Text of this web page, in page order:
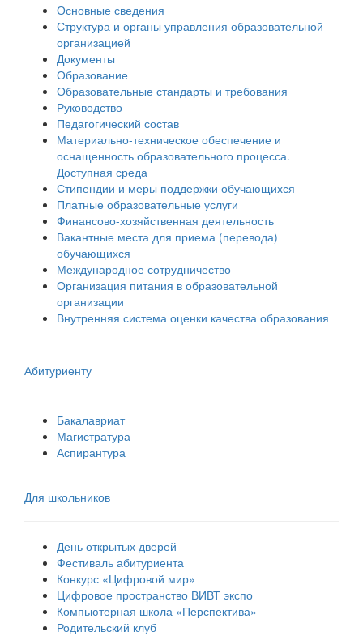
Основные сведения
Структура и органы управления образовательной
организацией
Документы
Образование
Образовательные стандарты и требования
Руководство
Педагогический состав
Материально-техническое обеспечение и
оснащенность образовательного процесса.
Доступная среда
Стипендии и меры поддержки обучающихся
Платные образовательные услуги
Финансово-хозяйственная деятельность
Вакантные места для приема (перевода)
обучающихся
Международное сотрудничество
Организация питания в образовательной
организации
Внутренняя система оценки качества образования
Абитуриенту
Бакалавриат
Магистратура
Аспирантура
Для школьников
День открытых дверей
Фестиваль абитуриента
Конкурс «Цифровой мир»
Цифровое пространство ВИВТ экспо
Компьютерная школа «Перспектива»
Родительский клуб